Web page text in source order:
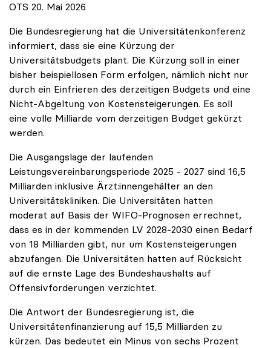
OTS 20. Mai 2026
Die Bundesregierung hat die Universitätenkonferenz
informiert, dass sie eine Kürzung der
Universitätsbudgets plant. Die Kürzung soll in einer
bisher beispiellosen Form erfolgen, nämlich nicht nur
durch ein Einfrieren des derzeitigen Budgets und eine
Nicht-Abgeltung von Kostensteigerungen. Es soll
eine volle Milliarde vom derzeitigen Budget gekürzt
werden.
Die Ausgangslage der laufenden
Leistungsvereinbarungsperiode 2025 - 2027 sind 16,5
Milliarden inklusive Ärzt:innengehälter an den
Universitätskliniken. Die Universitäten hatten
moderat auf Basis der WIFO-Prognosen errechnet,
dass es in der kommenden LV 2028-2030 einen Bedarf
von 18 Milliarden gibt, nur um Kostensteigerungen
abzufangen. Die Universitäten hatten auf Rücksicht
auf die ernste Lage des Bundeshaushalts auf
Offensivforderungen verzichtet.
Die Antwort der Bundesregierung ist, die
Universitätenfinanzierung auf 15,5 Milliarden zu
kürzen. Das bedeutet ein Minus von sechs Prozent